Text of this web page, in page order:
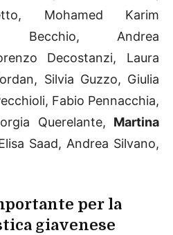
Mohamed Karim
Becchio, Andrea
Decostanzi, Laura
Silvia Guzzo, Giulia
Fabio Pennacchia,
Querelante, Martina
Saad, Andrea Silvano,
per la
giavenese